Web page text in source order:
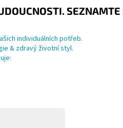
SEZNAMTE
individuálních potřeb.
& zdravý životní styl.